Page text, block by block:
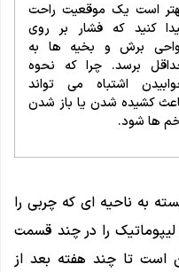
است یک موقعیت راحت
کنید که فشار بر روی
برش و بخیه ها به
برسد. چرا که نحوه
اشتباه می تواند
کشیده شدن یا باز شدن
ها شود.
به ناحیه ای که چربی را
لیپوماتیک را در چند قسمت
است تا چند هفته بعد از